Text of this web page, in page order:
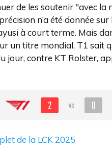
de les soutenir "avec la
n’a été donnée
à court terme. Mais
un titre mondial, T1 sait
jour, contre KT Rolster,
2 vs 0
de la LCK 2025